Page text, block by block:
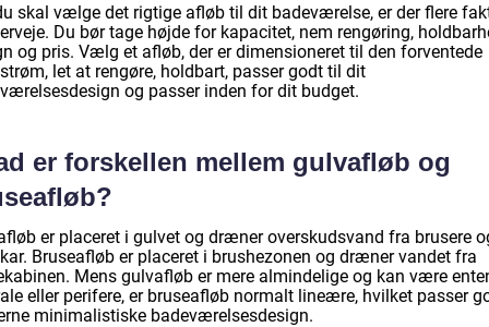
skal vælge det rigtige afløb til dit badeværelse, er der flere
Du bør tage højde for kapacitet, nem rengøring,
og pris. Vælg et afløb, der er dimensioneret til den forventede
let at rengøre, holdbart, passer godt til dit
og passer inden for dit budget.
er forskellen mellem gulvafløb og
er placeret i gulvet og dræner overskudsvand fra brusere
Bruseafløb er placeret i brushezonen og dræner vandet fra
Mens gulvafløb er mere almindelige og kan være
eller perifere, er bruseafløb normalt lineære, hvilket passer
minimalistiske badeværelsesdesign.